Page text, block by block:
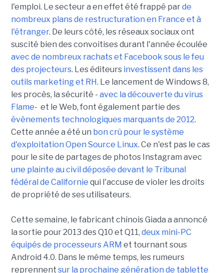
l'emploi. Le secteur a en effet été frappé parde
nombreux plans de restructuration en France et à
l'étranger. De leurs côté, les réseaux sociaux ont
suscité bien des convoitises durant l'année écoulée
avec de nombreux rachats et Facebook sous le feu
des projecteurs. Les éditeurs investissent dans les
outils marketing et RH. Le lancement de Windows 8,
les procès, la sécurité - avec la découverte du virus
Flame- et le Web, font également partie des
évènements technologiques marquants de 2012.
Cette année a été un bon crû pour le système
d'exploitation Open Source Linux. Ce n'est pas le cas
pour le site de partages de photos Instagram avec
une plainte au civil déposée devant le Tribunal
fédéral de Californie qui l'accuse de violer les droits
de propriété de ses utilisateurs.
Cette semaine, le fabricant chinois Giada a annoncé
la sortie pour 2013 des Q10 et Q11, deux mini-PC
équipés de processeurs ARM et tournant sous
Android 4.0. Dans le même temps, les rumeurs
reprennent sur la prochaine génération de tablette